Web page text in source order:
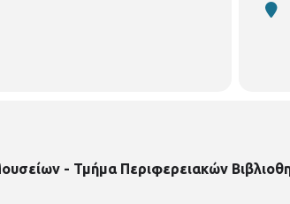
- Τμήμα Περιφερειακών